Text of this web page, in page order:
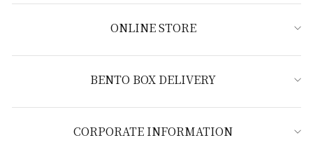
ONLINE STORE
BENTO BOX DELIVERY
CORPORATE INFORMATION